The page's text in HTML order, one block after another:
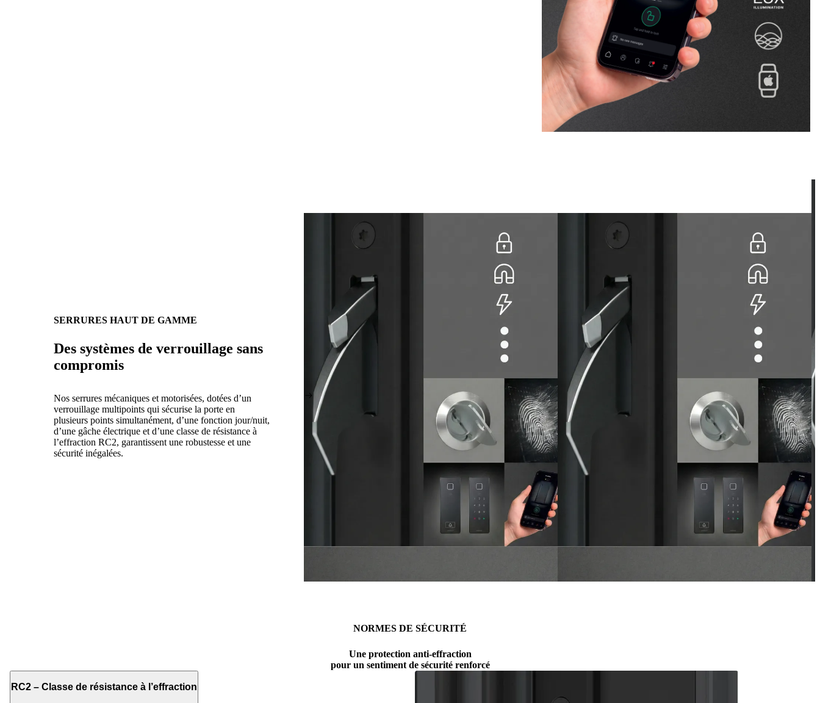
SERRURES HAUT DE GAMME
Des systèmes de verrouillage sans
compromis
Nos serrures mécaniques et motorisées, dotées d’un
verrouillage multipoints qui sécurise la porte en
plusieurs points simultanément, d’une fonction jour/nuit,
d’une gâche électrique et d’une classe de résistance à
l’effraction RC2, garantissent une robustesse et une
sécurité inégalées.
NORMES DE SÉCURITÉ
Une protection anti-effraction
pour un sentiment de sécurité renforcé
RC2 – Classe de résistance à l’effraction